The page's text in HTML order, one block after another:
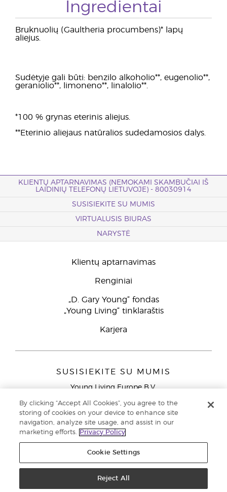
Ingredientai
Bruknuolių (Gaultheria procumbens)* lapų
aliejus.
Sudėtyje gali būti: benzilo alkoholio**, eugenolio**,
geraniolio**, limoneno**, linalolio**.
*100 % grynas eterinis aliejus.
**Eterinio aliejaus natūralios sudedamosios dalys.
KLIENTŲ APTARNAVIMAS (NEMOKAMI SKAMBUČIAI IŠ
LAIDINIŲ TELEFONŲ LIETUVOJE) - 80030914
SUSISIEKITE SU MUMIS
VIRTUALUSIS BIURAS
NARYSTĖ
Klientų aptarnavimas
Renginiai
„D. Gary Young“ fondas
„Young Living“ tinklaraštis
Karjera
SUSISIEKITE SU MUMIS
Young Living Europe B.V.
9727 AJ Groningen
Klientų aptarnavimas (nemokami skambučiai iš laidinių
telefonų Lietuvoje)80030914
Privatumo politika
By clicking “Accept All Cookies”, you agree to the
storing of cookies on your device to enhance site
navigation, analyze site usage, and assist in our
marketing efforts.
Privacy Policy
Cookie Settings
Reject All